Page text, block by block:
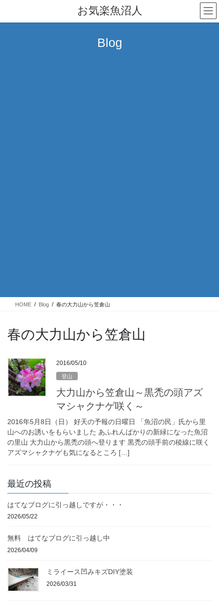
テ
ゲ
お気楽魚沼人
Blog
HOME Blog 春の大力山から笠倉山
春の大力山から笠倉山
2016/05/10
登山
大力山から笠倉山～黒禿の頭アズ
マシャクナゲ咲く～
2016年5月8日（日） 好天の予報の日曜日 「魚沼の民」氏から里
山へのお誘いをもらいました あふれんばかりの新緑になった魚沼
の里山 大力山から黒禿の頭へ登ります 黒禿の頭手前の稜線に咲く
アズマシャクナゲも気になるところ […]
最近の投稿
はてなブログに引っ越しですが・・・
2026/05/22
無料 はてなブログに引っ越し中
2026/04/09
ミライース凹みキズDIY塗装
2026/03/31